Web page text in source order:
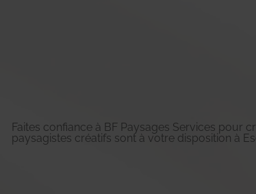
Faites confiance à BF Paysages Services pour
paysagistes créatifs sont à votre disposition à